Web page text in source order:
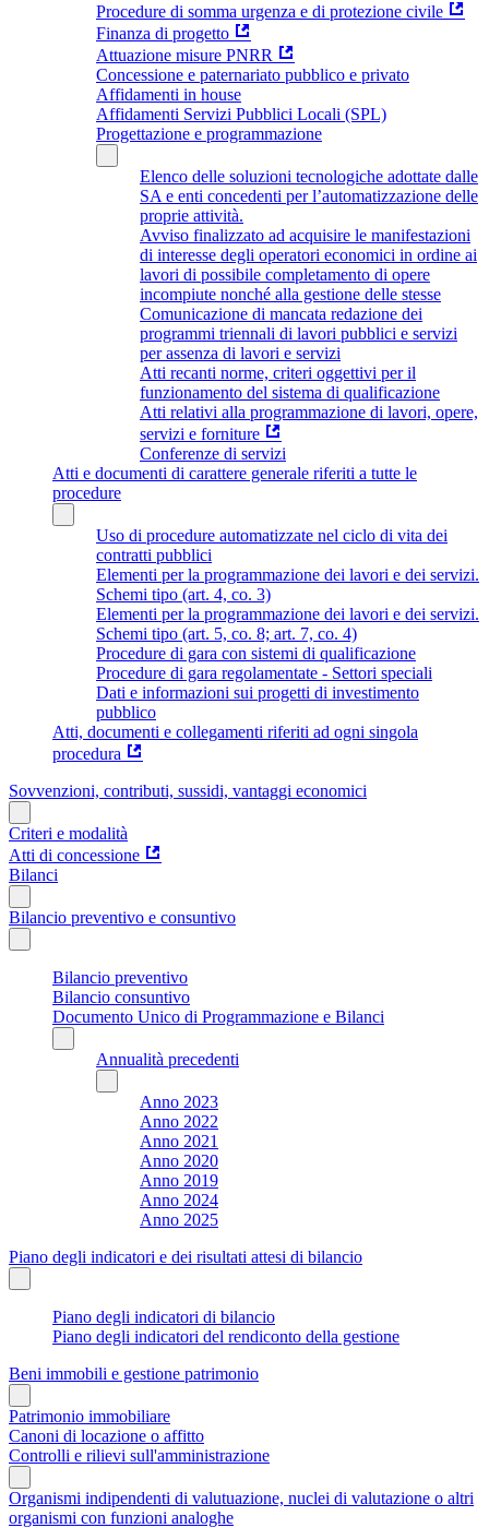
Procedure di somma urgenza e di protezione civile
Finanza di progetto
Attuazione misure PNRR
Concessione e paternariato pubblico e privato
Affidamenti in house
Affidamenti Servizi Pubblici Locali (SPL)
Progettazione e programmazione
Elenco delle soluzioni tecnologiche adottate dalle
SA e enti concedenti per l’automatizzazione delle
proprie attività.
Avviso finalizzato ad acquisire le manifestazioni
di interesse degli operatori economici in ordine ai
lavori di possibile completamento di opere
incompiute nonché alla gestione delle stesse
Comunicazione di mancata redazione dei
programmi triennali di lavori pubblici e servizi
per assenza di lavori e servizi
Atti recanti norme, criteri oggettivi per il
funzionamento del sistema di qualificazione
Atti relativi alla programmazione di lavori, opere,
servizi e forniture
Conferenze di servizi
Atti e documenti di carattere generale riferiti a tutte le
procedure
Uso di procedure automatizzate nel ciclo di vita dei
contratti pubblici
Elementi per la programmazione dei lavori e dei servizi.
Schemi tipo (art. 4, co. 3)
Elementi per la programmazione dei lavori e dei servizi.
Schemi tipo (art. 5, co. 8; art. 7, co. 4)
Procedure di gara con sistemi di qualificazione
Procedure di gara regolamentate - Settori speciali
Dati e informazioni sui progetti di investimento
pubblico
Atti, documenti e collegamenti riferiti ad ogni singola
procedura
Sovvenzioni, contributi, sussidi, vantaggi economici
Criteri e modalità
Atti di concessione
Bilanci
Bilancio preventivo e consuntivo
Bilancio preventivo
Bilancio consuntivo
Documento Unico di Programmazione e Bilanci
Annualità precedenti
Anno 2023
Anno 2022
Anno 2021
Anno 2020
Anno 2019
Anno 2024
Anno 2025
Piano degli indicatori e dei risultati attesi di bilancio
Piano degli indicatori di bilancio
Piano degli indicatori del rendiconto della gestione
Beni immobili e gestione patrimonio
Patrimonio immobiliare
Canoni di locazione o affitto
Controlli e rilievi sull'amministrazione
Organismi indipendenti di valutuazione, nuclei di valutazione o altri
organismi con funzioni analoghe